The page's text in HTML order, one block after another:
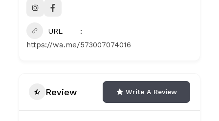
URL
https://wa.me/573007074016
Review Write A Review